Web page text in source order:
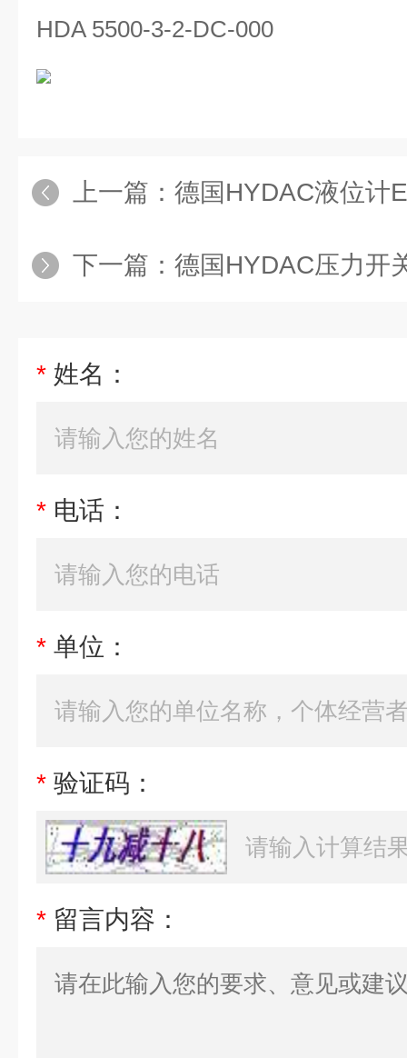
HDA 5500-3-2-DC-000
上一篇： 德国HYDAC液位计
下一篇： 德国HYDAC压力开关
* 姓名：
* 电话：
* 单位：
* 验证码：
* 留言内容：